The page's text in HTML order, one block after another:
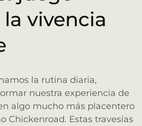
vivencia
la rutina diaria,
nuestra experiencia de
algo mucho más placentero
Chickenroad. Estas travesías